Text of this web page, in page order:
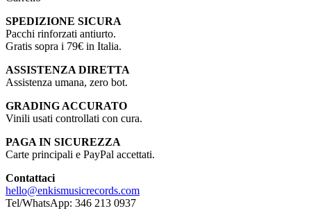
SPEDIZIONE SICURA
Pacchi rinforzati antiurto.
Gratis sopra i 79€ in Italia.
ASSISTENZA DIRETTA
Assistenza umana, zero bot.
GRADING ACCURATO
Vinili usati controllati con cura.
PAGA IN SICUREZZA
Carte principali e PayPal accettati.
Contattaci
hello@enkismusicrecords.com
Tel/WhatsApp: 346 213 0937